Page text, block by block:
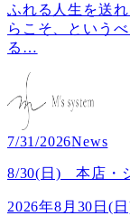
ふれる人生を送
らこそ、という
る …
7/31/2026News
8/30(日) 本店・
2026年8月30日(